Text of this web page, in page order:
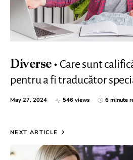
Diverse
Care sunt
pentru a fi traducător
May 27, 2024 546 views 6 minute
NEXT ARTICLE